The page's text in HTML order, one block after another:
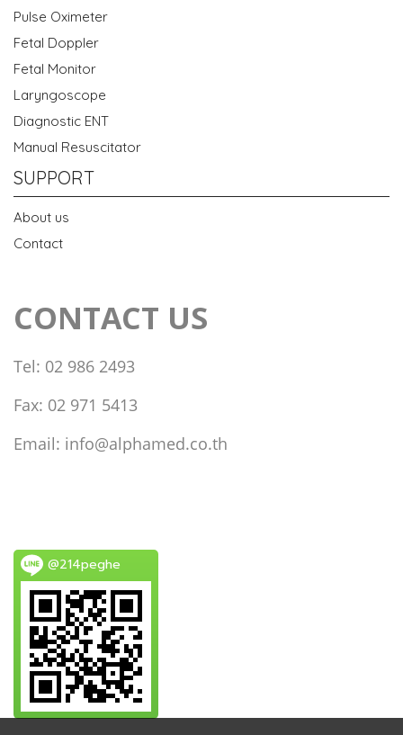
Pulse Oximeter
Fetal Doppler
Fetal Monitor
Laryngoscope
Diagnostic ENT
Manual Resuscitator
SUPPORT
About us
Contact
CONTACT US
Tel: 02 986 2493
Fax: 02 971 5413
Email: info@alphamed.co.th
@214peghe